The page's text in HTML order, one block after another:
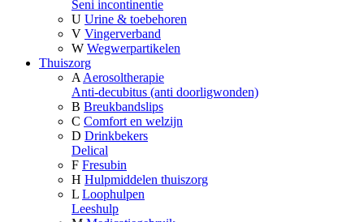
Seni incontinentie
U Urine & toebehoren
V Vingerverband
W Wegwerpartikelen
Thuiszorg
A Aerosoltherapie
Anti-decubitus (anti doorligwonden)
B Breukbandslips
C Comfort en welzijn
D Drinkbekers
Delical
F Fresubin
H Hulpmiddelen thuiszorg
L Loophulpen
Leeshulp